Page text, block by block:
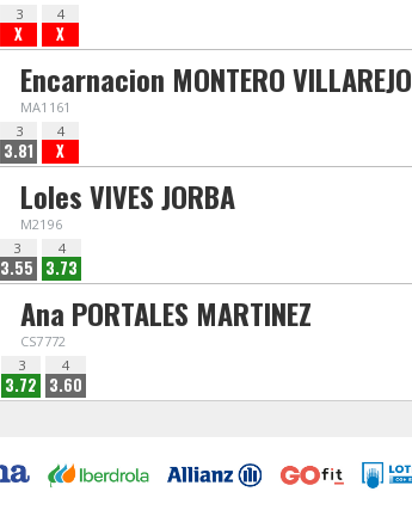
3
X
4
X
Encarnacion MONTERO VILLAREJO
MA1161
3
3.81
4
X
Loles VIVES JORBA
M2196
3
3.55
4
3.73
Ana PORTALES MARTINEZ
CS7772
3
3.72
4
3.60